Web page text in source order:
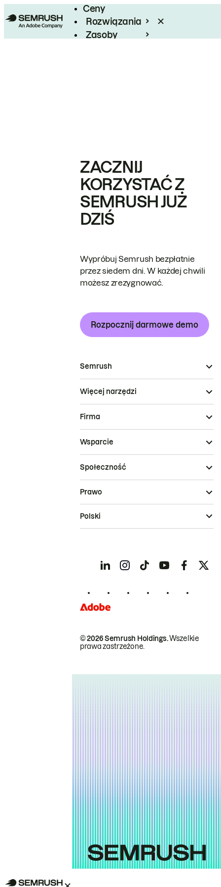
Ceny
Rozwiązania
Zasoby
ZACZNIJ
KORZYSTAĆ Z
SEMRUSH JUŻ
DZIŚ
Wypróbuj Semrush bezpłatnie
przez siedem dni. W każdej chwili
możesz zrezygnować.
Rozpocznij darmowe demo
Semrush
Więcej narzędzi
Firma
Wsparcie
Społeczność
© 2026 Semrush Holdings.Wszelkie
prawa zastrzeżone.
Prawo
Polski